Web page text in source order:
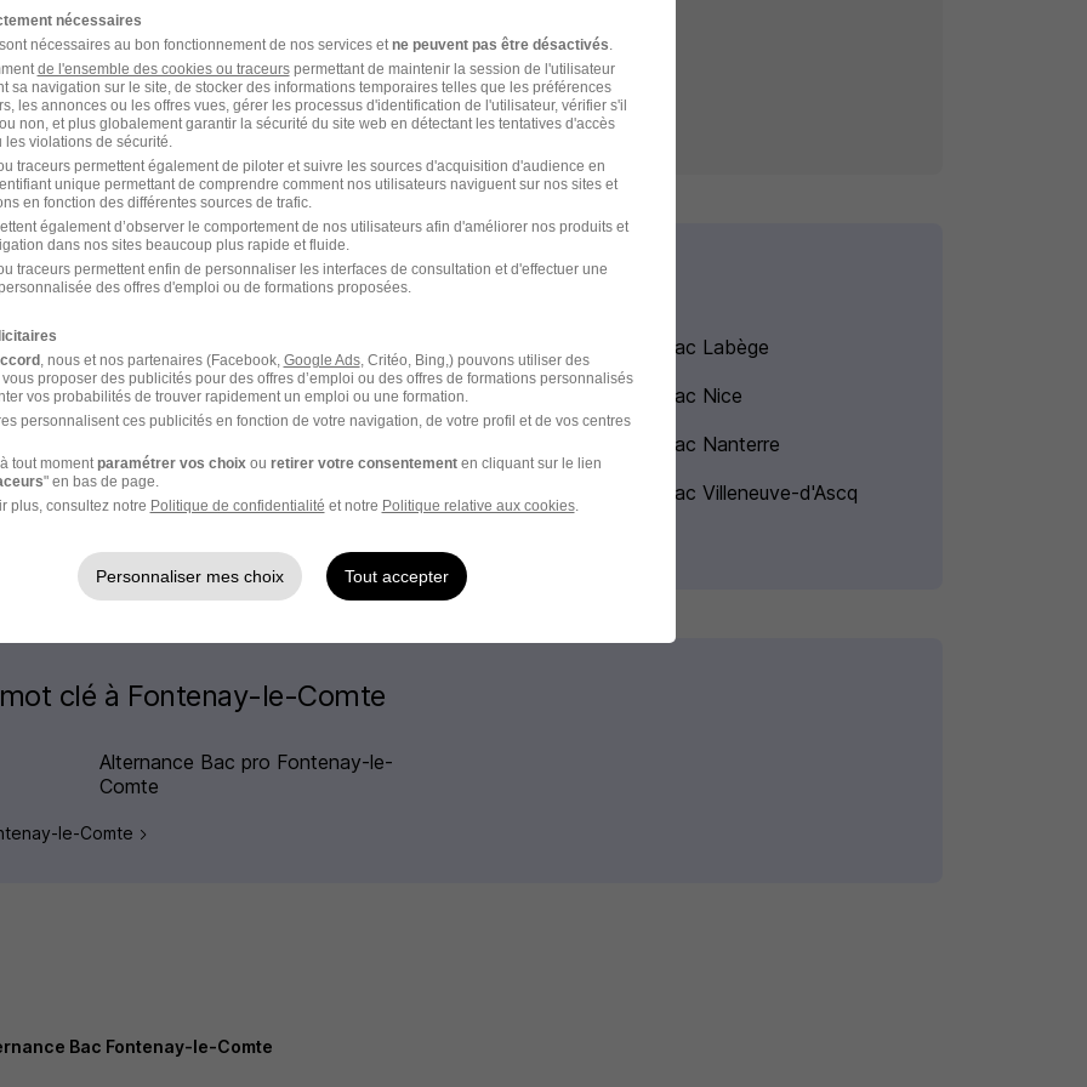
lesCGUet déclarez
des données du
bac par ville les plus recherchées
Alternance Bac Labège
Alternance Bac Montluçon
Alternance Bac Nice
Alternance Bac Nanterre
Alternance Bac La Rochelle Alternance Bac Villeneuve-d'Ascq
par ville
clé à Fontenay-le-Comte
Alternance Bac pro Fontenay-le-
Comte
le-Comte
Bac Fontenay-le-Comte
nécessaires
nécessaires au bon fonctionnement de nos services etne peuvent pas être désactivés.
de l'ensemble des cookies ou traceurspermettant de maintenir la session de l'utilisateur
sa navigation sur le site, de stocker des informations temporaires telles que les préférences
les annonces ou les offres vues, gérer les processus d'identification de l'utilisateur, vérifier s'il
non, et plus globalement garantir la sécurité du site web en détectant les tentatives d'accès
les violations de sécurité.
traceurs permettent également de piloter et suivre les sources d'acquisition d'audience en
unique permettant de comprendre comment nos utilisateurs naviguent sur nos sites et
en fonction des différentes sources de trafic.
également d’observer le comportement de nos utilisateurs afin d'améliorer nos produits et
dans nos sites beaucoup plus rapide et fluide.
traceurs permettent enfin de personnaliser les interfaces de consultation et d'effectuer une
des offres d'emploi ou de formations proposées.
, nous et nos partenaires (Facebook, Google Ads, Critéo, Bing,) pouvons utiliser des
proposer des publicités pour des offres d’emploi ou des offres de formations personnalisés
vos probabilités de trouver rapidement un emploi ou une formation.
personnalisent ces publicités en fonction de votre navigation, de votre profil et de vos centres
tout momentparamétrer vos choixou retirer votre consentementen cliquant sur le lien
" en bas de page.
plus, consultez notre Politique de confidentialité et notre Politique relative aux cookies.
Personnaliser mes choix Tout accepter